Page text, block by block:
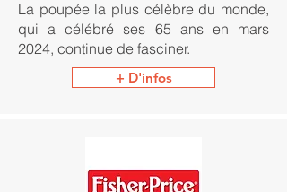
La poupée la plus célèbre du monde,
qui a célébré ses 65 ans en mars
2024, continue de fasciner.
+ D'infos